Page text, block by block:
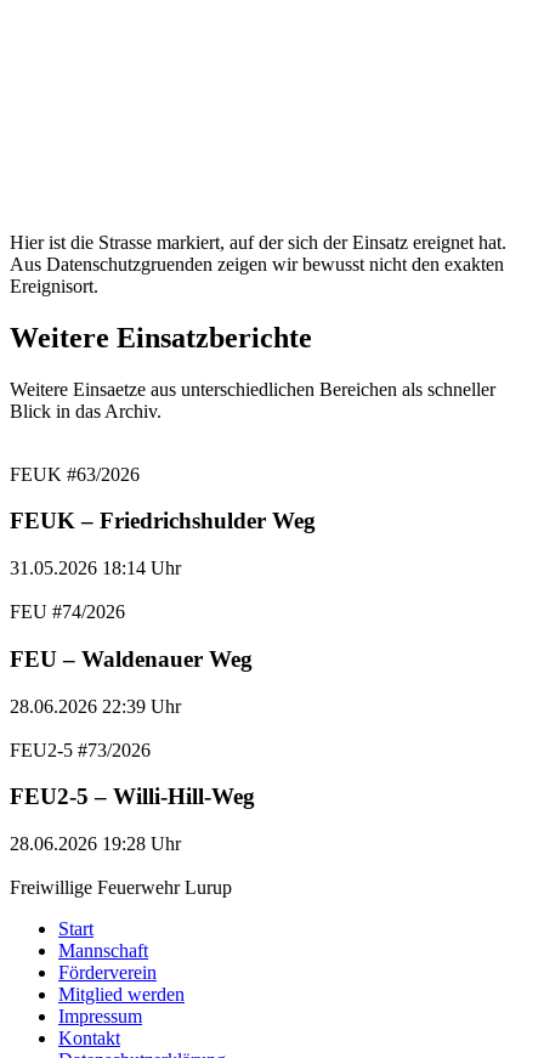
Hier ist die Strasse markiert, auf der sich der Einsatz ereignet hat.
Aus Datenschutzgruenden zeigen wir bewusst nicht den exakten
Ereignisort.
Weitere Einsatzberichte
Weitere Einsaetze aus unterschiedlichen Bereichen als schneller
Blick in das Archiv.
FEUK #63/2026
FEUK – Friedrichshulder Weg
31.05.2026 18:14 Uhr
FEU #74/2026
FEU – Waldenauer Weg
28.06.2026 22:39 Uhr
FEU2-5 #73/2026
FEU2-5 – Willi-Hill-Weg
28.06.2026 19:28 Uhr
Freiwillige Feuerwehr Lurup
Start
Mannschaft
Förderverein
Mitglied werden
Impressum
Kontakt